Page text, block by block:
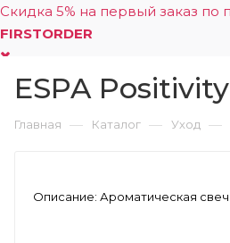
Скидка 5% на первый заказ по
FIRSTORDER
ESPA
Главная — Каталог — Уход —
Описание: Ароматическая